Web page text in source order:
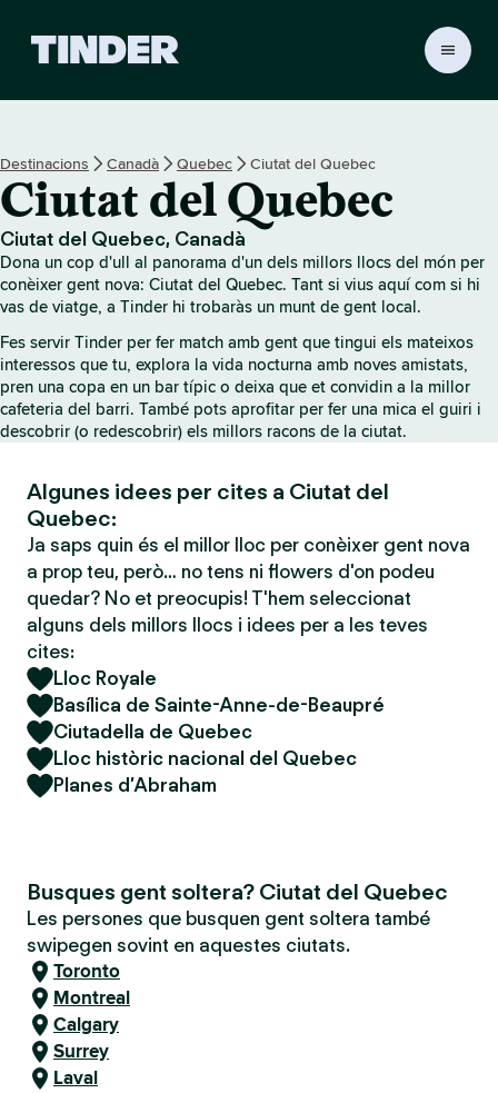
r
I
n
i
c
i
Destinacions Canadà Quebec Ciutat del Quebec
Ciutat del Quebec
Ciutat del Quebec, Canadà
Dona un cop d'ull al panorama d'un dels millors llocs del món per
conèixer gent nova: Ciutat del Quebec. Tant si vius aquí com si hi
vas de viatge, a Tinder hi trobaràs un munt de gent local.
Fes servir Tinder per fer match amb gent que tingui els mateixos
interessos que tu, explora la vida nocturna amb noves amistats,
pren una copa en un bar típic o deixa que et convidin a la millor
cafeteria del barri. També pots aprofitar per fer una mica el guiri i
descobrir (o redescobrir) els millors racons de la ciutat.
Algunes idees per cites a Ciutat del
Quebec:
Ja saps quin és el millor lloc per conèixer gent nova
a prop teu, però… no tens ni flowers d'on podeu
quedar? No et preocupis! T'hem seleccionat
alguns dels millors llocs i idees per a les teves
cites:
Lloc Royale
Basílica de Sainte-Anne-de-Beaupré
Ciutadella de Quebec
Lloc històric nacional del Quebec
Planes d’Abraham
Busques gent soltera? Ciutat del Quebec
Les persones que busquen gent soltera també
swipegen sovint en aquestes ciutats.
Toronto
Montreal
Calgary
Surrey
Laval